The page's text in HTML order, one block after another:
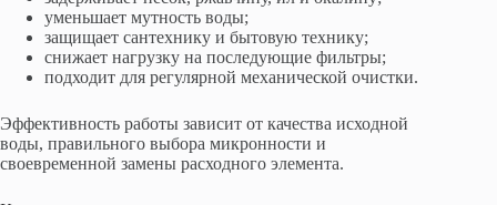
уменьшает мутность воды;
защищает сантехнику и бытовую технику;
снижает нагрузку на последующие фильтры;
подходит для регулярной механической очистки.
Эффективность работы зависит от качества исходной
воды, правильного выбора микронности и
своевременной замены расходного элемента.